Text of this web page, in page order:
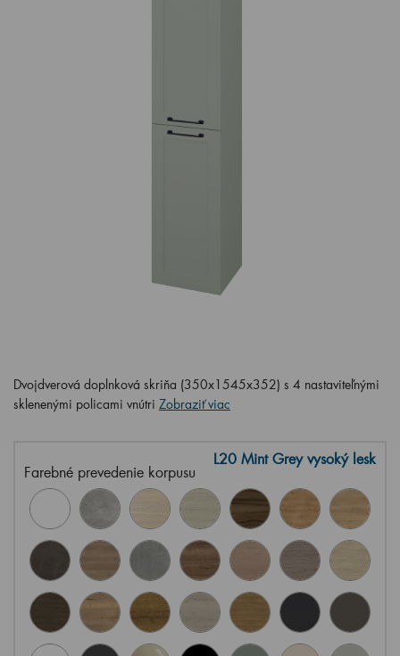
Dvojdverová doplnková skriňa (350x1545x352) s 4 nastaviteľnými
sklenenými policami vnútri Zobraziť viac
Farebné prevedenie korpusu
L20 Mint Grey vysoký lesk